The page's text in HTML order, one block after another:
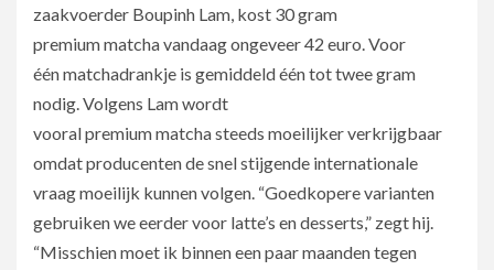
zaakvoerder Boupinh Lam, kost 30 gram
premium matcha vandaag ongeveer 42 euro. Voor
één matchadrankje is gemiddeld één tot twee gram
nodig. Volgens Lam wordt
vooral premium matcha steeds moeilijker verkrijgbaar
omdat producenten de snel stijgende internationale
vraag moeilijk kunnen volgen. “Goedkopere varianten
gebruiken we eerder voor latte’s en desserts,” zegt hij.
“Misschien moet ik binnen een paar maanden tegen